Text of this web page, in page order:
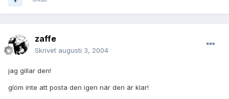
zaffe
Skrivet augusti 3, 2004
jag gillar den!
glöm inte att posta den igen när den är klar!